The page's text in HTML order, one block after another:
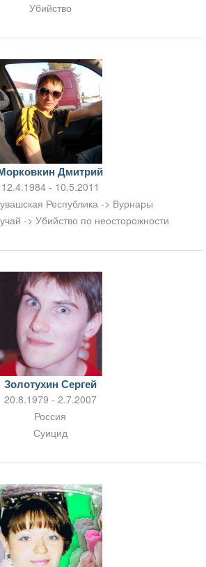
Убийство
Дмитрий
12.4.1984 - 10.5.2011
Республика -> Вурнары
-> Убийство по неосторожности
Золотухин Сергей
20.8.1979 - 2.7.2007
Россия
Суицид